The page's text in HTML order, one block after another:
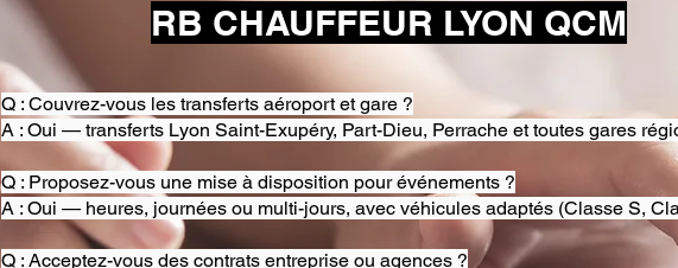
RB CHAUFFEUR LYON QCM
Q : Couvrez-vous les transferts aéroport et gare ?
A : Oui — transferts Lyon Saint-Exupéry, Part-Dieu, Perrache et toutes gares
Q : Proposez-vous une mise à disposition pour événements ?
A : Oui — heures, journées ou multi-jours, avec véhicules adaptés (Classe S,
Q : Acceptez-vous des contrats entreprise ou agences ?